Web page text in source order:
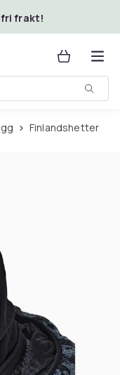
fri frakt!
Finlandshetter